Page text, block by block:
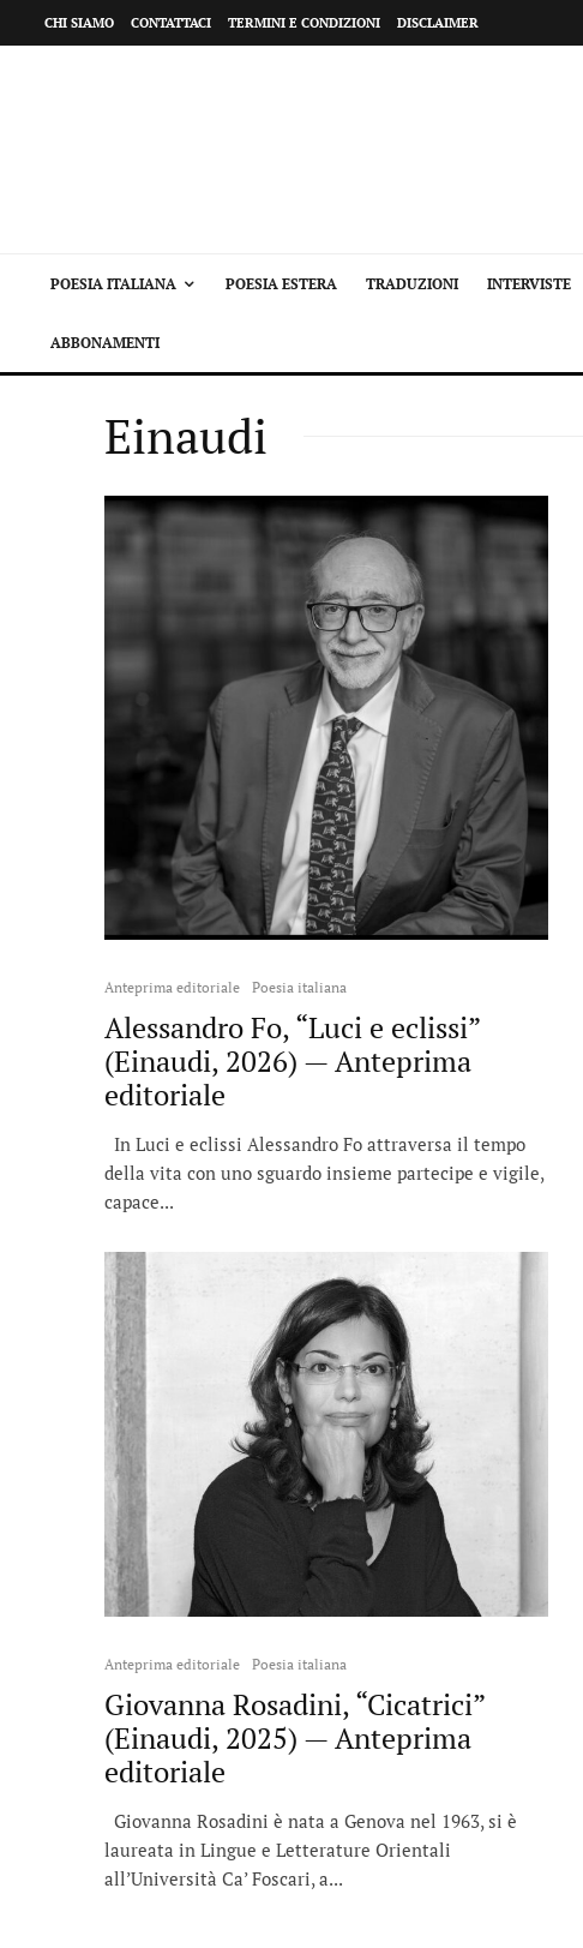
CHI SIAMO CONTATTACI TERMINI E CONDIZIONI DISCLAIMER
POESIA ITALIANA POESIA ESTERA TRADUZIONI INTERVISTE
ABBONAMENTI
Einaudi
Anteprima editoriale Poesia italiana
Alessandro Fo, “Luci e eclissi”
(Einaudi, 2026) — Anteprima
editoriale
In Luci e eclissi Alessandro Fo attraversa il tempo
della vita con uno sguardo insieme partecipe e vigile,
capace...
Anteprima editoriale Poesia italiana
Giovanna Rosadini, “Cicatrici”
(Einaudi, 2025) — Anteprima
editoriale
Giovanna Rosadini è nata a Genova nel 1963, si è
laureata in Lingue e Letterature Orientali
all’Università Ca’ Foscari, a...